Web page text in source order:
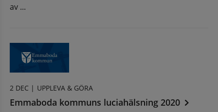
av ...
2 DEC | UPPLEVA & GÖRA
Emmaboda kommuns luciahälsning 2020